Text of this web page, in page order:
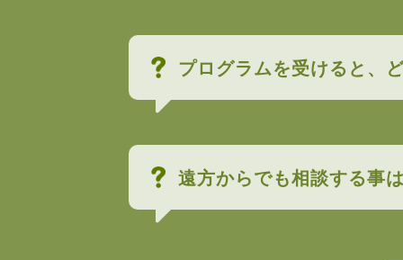
プログラムを受けると、
遠方からでも相談する事